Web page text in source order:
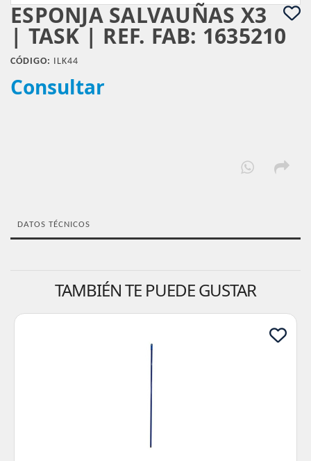
ESPONJA SALVAUÑAS X3
| TASK | REF. FAB: 1635210
CÓDIGO: ILK44
Consultar
DATOS TÉCNICOS
TAMBIÉN TE PUEDE GUSTAR